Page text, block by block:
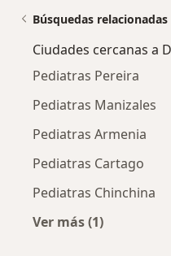
Búsquedas relacionadas
Ciudades cercanas a
Pediatras Pereira
Pediatras Manizales
Pediatras Armenia
Pediatras Cartago
Pediatras Chinchina
Ver más (1)